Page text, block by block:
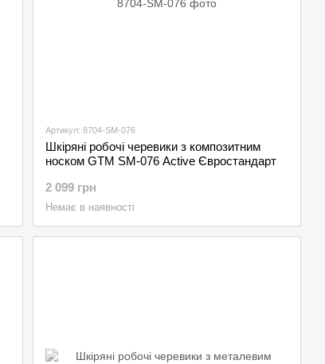
Артикул: 8704-SM-076
Шкіряні робочі черевики з композитним
носком GTM SM-076 Active Євростандарт
2 099 грн
Немає в наявності